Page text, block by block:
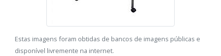
Estas imagens foram obtidas de bancos de imagens públicas e
disponível livremente na internet.